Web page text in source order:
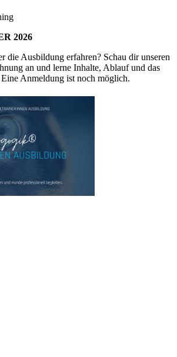
2026
die Ausbildung erfahren? Schau dir unseren
an und lerne Inhalte, Ablauf und das
Anmeldung ist noch möglich.